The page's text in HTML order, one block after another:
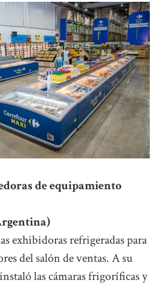
de equipamiento
exhibidoras refrigeradas para
del salón de ventas. A su
las cámaras frigoríficas y